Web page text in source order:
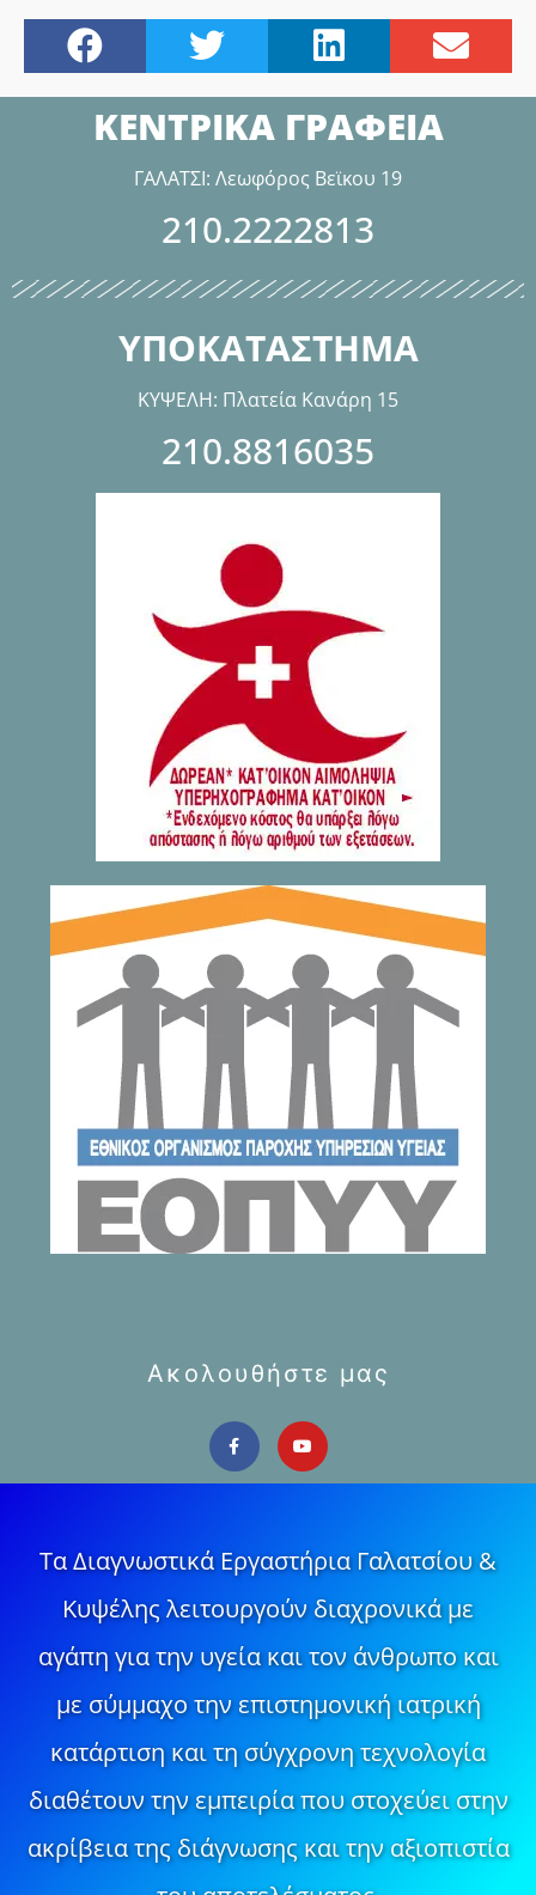
ΚΕΝΤΡΙΚΑ ΓΡΑΦΕΙΑ
ΓΑΛΑΤΣΙ: Λεωφόρος Βεϊκου 19
210.2222813
ΥΠΟΚΑΤΑΣΤΗΜΑ
ΚΥΨΕΛΗ: Πλατεία Κανάρη 15
210.8816035
Ακολουθήστε μας
Τα Διαγνωστικά Εργαστήρια Γαλατσίου &
Κυψέλης λειτουργούν διαχρονικά με
αγάπη για την υγεία και τον άνθρωπο και
με σύμμαχο την επιστημονική ιατρική
κατάρτιση και τη σύγχρονη τεχνολογία
διαθέτουν την εμπειρία που στοχεύει στην
ακρίβεια της διάγνωσης και την αξιοπιστία